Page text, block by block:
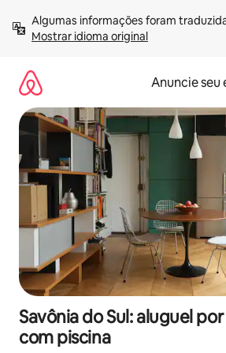
para
Mostrar idioma original
Anuncie seu
Savônia do Sul: aluguel
com piscina